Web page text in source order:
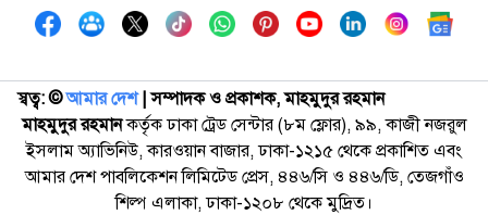
স্বত্ব: ©️আমার দেশ| সম্পাদক ও প্রকাশক, মাহমুদুর রহমান
মাহমুদুর রহমানকর্তৃক ঢাকা ট্রেড সেন্টার (৮ম ফ্লোর), ৯৯, কাজী নজরুল
ইসলাম অ্যাভিনিউ, কারওয়ান বাজার, ঢাকা-১২১৫ থেকে প্রকাশিত এবং
আমার দেশ পাবলিকেশন লিমিটেড প্রেস, ৪৪৬/সি ও ৪৪৬/ডি, তেজগাঁও
শিল্প এলাকা, ঢাকা-১২০৮ থেকে মুদ্রিত।